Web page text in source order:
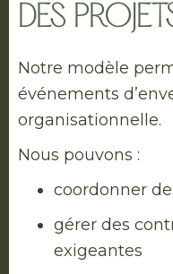
DES
Notre modèle
événements
organisationnelle.
Nous pouvons :
coordonner
gérer des
exigeantes